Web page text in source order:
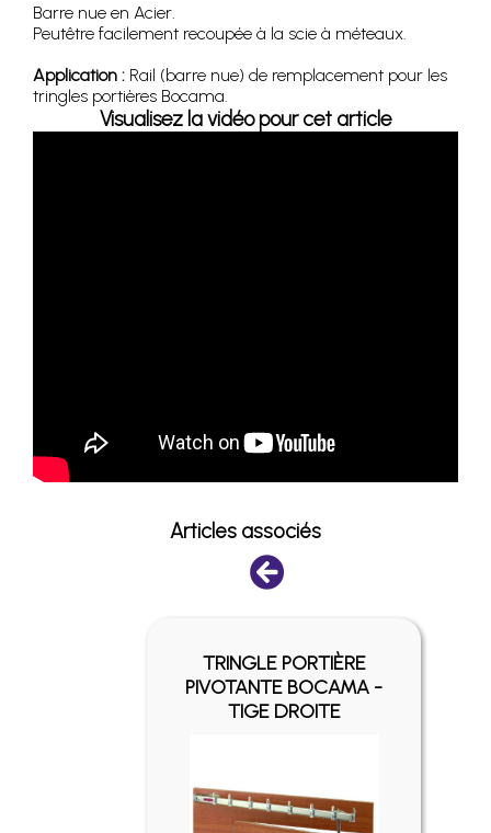
Barre nue en Acier.
Peutêtre facilement recoupée à la scie à méteaux.
Application : Rail (barre nue) de remplacement pour les
tringles portières Bocama.
Visualisez la vidéo pour cet article
Articles associés
TRINGLE PORTIÈRE
PIVOTANTE BOCAMA -
TIGE DROITE